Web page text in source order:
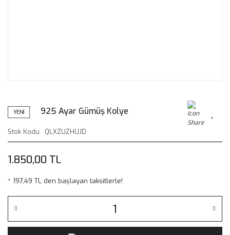
YENİ 925 Ayar Gümüş Kolye
Stok Kodu QLXZUZHUJD
1.850,00 TL
* 197,49 TL den başlayan taksitlerle!